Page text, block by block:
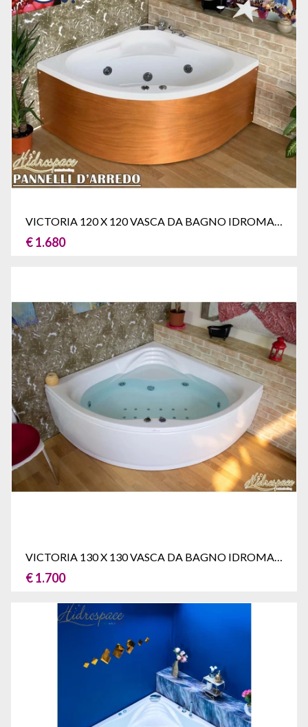
VICTORIA 120 X 120 VASCA DA BAGNO IDROMASSAGGIO ANGOLARE
€ 1.680
VICTORIA 130 X 130 VASCA DA BAGNO IDROMASSAGGIO ANGOLARE
€ 1.700